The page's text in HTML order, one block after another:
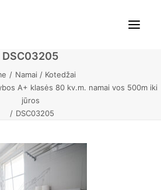
DSC03205
Namai / Kotedžai
A+ klasės 80 kv.m. namai vos 500m iki
jūros
DSC03205